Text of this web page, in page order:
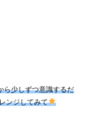
ら少しずつ意識するだ
ンジしてみて